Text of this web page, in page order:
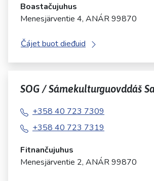
Boastačujuhus
Menesjärventie 4, ANÁR 99870
Čájet buot dieđuid
SOG / Sámekulturguovddáš
+358 40 723 7309
+358 40 723 7319
Fitnančujuhus
Menesjärventie 2, ANÁR 99870